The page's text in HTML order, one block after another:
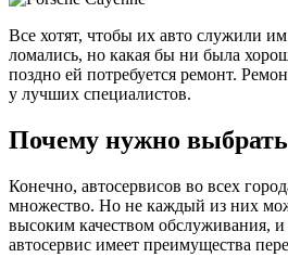
Все хотят, чтобы их авто служили
ломались, но какая бы ни была
поздно ей потребуется ремонт.
у лучших специалистов.
Почему нужно
Конечно, автосервисов во всех
множество. Но не каждый из них
высоким качеством обслуживания,
автосервис имеет преимущества